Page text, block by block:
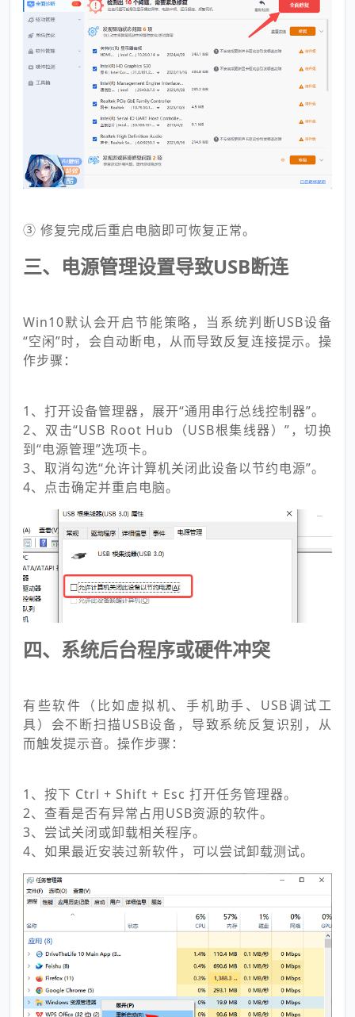
③ 修复完成后重启电脑即可恢复正常。
三、电源管理设置导致USB断连
Win10默认会开启节能策略，当系统判断USB设备
“空闲”时，会自动断电，从而导致反复连接提示。操
作步骤：
1、打开设备管理器，展开“通用串行总线控制器”。
2、双击“USB Root Hub（USB根集线器）”，切换
到“电源管理”选项卡。
3、取消勾选“允许计算机关闭此设备以节约电源”。
4、点击确定并重启电脑。
四、系统后台程序或硬件冲突
有些软件（比如虚拟机、手机助手、USB调试工
具）会不断扫描USB设备，导致系统反复识别，从
而触发提示音。操作步骤：
1、按下 Ctrl + Shift + Esc 打开任务管理器。
2、查看是否有异常占用USB资源的软件。
3、尝试关闭或卸载相关程序。
4、如果最近安装过新软件，可以尝试卸载测试。